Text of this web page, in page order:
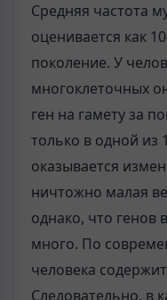
Средняя частота
оценивается как
поколение. У
многоклеточных
ген на гамету за
только в одной из
оказывается
ничтожно малая
однако, что генов
много. По
человека
Следовательно, в